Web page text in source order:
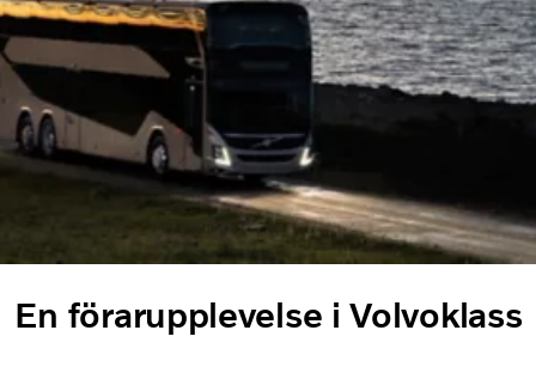
En förarupplevelse i Volvoklass